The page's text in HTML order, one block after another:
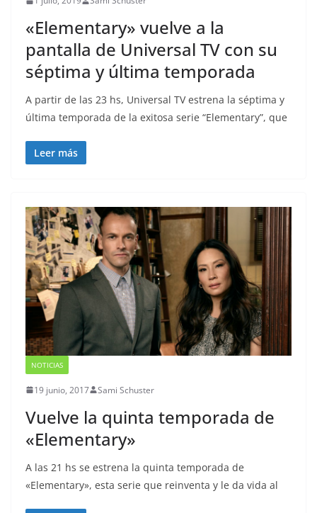
«Elementary» vuelve a la
pantalla de Universal TV con su
séptima y última temporada
A partir de las 23 hs, Universal TV estrena la séptima y
última temporada de la exitosa serie “Elementary”, que
Leer más
NOTICIAS
19 junio, 2017 Sami Schuster
Vuelve la quinta temporada de
«Elementary»
A las 21 hs se estrena la quinta temporada de
«Elementary», esta serie que reinventa y le da vida al